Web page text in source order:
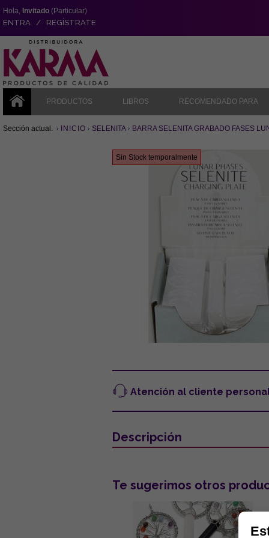
Hola, Invitado (Particular)
ENTRA / REGÍSTRATE
PRODUCTOS LIBROS RECOMENDADO PARA
Sección actual: INICIO SELENITA BARRA SELENITA GRABADO FASES
Sin Stock temporalmente
Atención al cliente
Descripción
Te sugerimos otros